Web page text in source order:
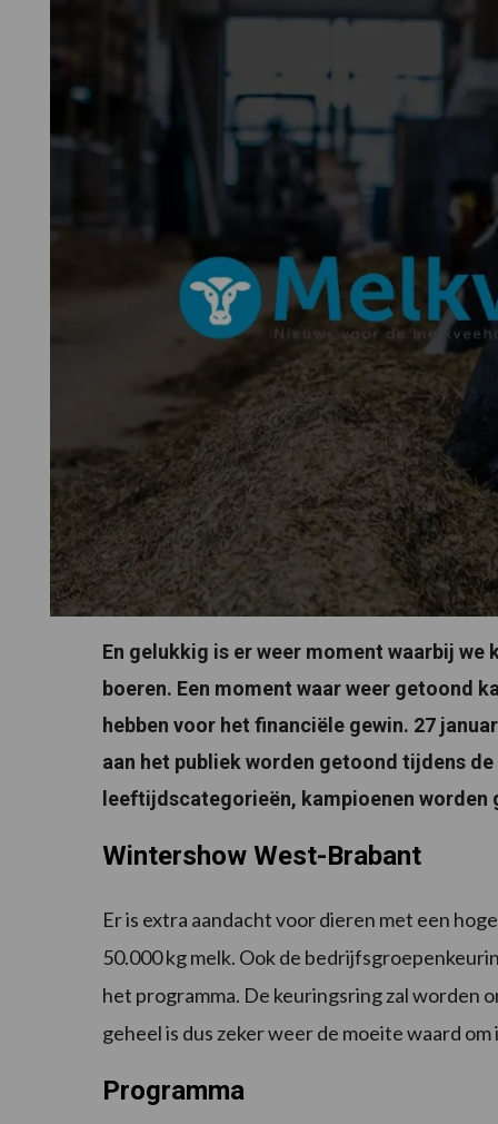
En gelukkig is er weer moment waarbij
boeren. Een moment waar weer getoond
hebben voor het financiële gewin. 27
aan het publiek worden getoond tijdens
leeftijdscategorieën, kampioenen worden
Wintershow West-Brabant
Er is extra aandacht voor dieren met een
50.000 kg melk. Ook de
het programma. De keuringsring zal worden
geheel is dus zeker weer de moeite waard
Programma